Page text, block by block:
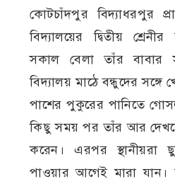
কোটচাঁদপুর বিদ্যাধরপুর
বিদ্যালয়ের দ্বিতীয়
সকাল বেলা তাঁর বাবার
বিদ্যালয় মাঠে বন্ধুদের সঙ্গে
পাশের পুকুরের পানিতে
কিছু সময় পর তাঁর আর
করেন। এরপর স্থানীয়রা
পাওয়ার আগেই মারা যান।